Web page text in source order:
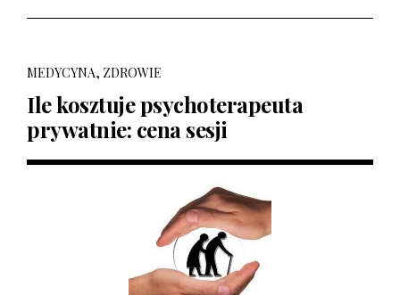
MEDYCYNA, ZDROWIE
Ile kosztuje psychoterapeuta
prywatnie: cena sesji